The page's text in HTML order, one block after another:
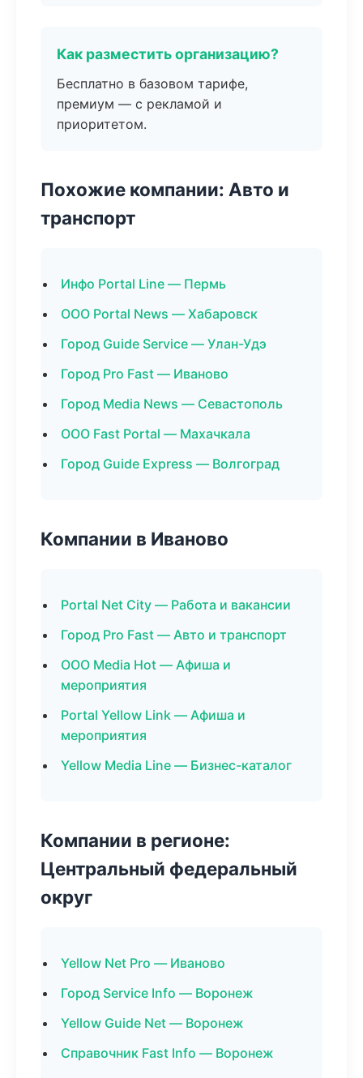
Как разместить организацию?
Бесплатно в базовом тарифе,
премиум — с рекламой и
приоритетом.
Похожие компании: Авто и
транспорт
Инфо Portal Line — Пермь
ООО Portal News — Хабаровск
Город Guide Service — Улан-Удэ
Город Pro Fast — Иваново
Город Media News — Севастополь
ООО Fast Portal — Махачкала
Город Guide Express — Волгоград
Компании в Иваново
Portal Net City — Работа и вакансии
Город Pro Fast — Авто и транспорт
ООО Media Hot — Афиша и
мероприятия
Portal Yellow Link — Афиша и
мероприятия
Yellow Media Line — Бизнес-каталог
Компании в регионе:
Центральный федеральный
округ
Yellow Net Pro — Иваново
Город Service Info — Воронеж
Yellow Guide Net — Воронеж
Справочник Fast Info — Воронеж